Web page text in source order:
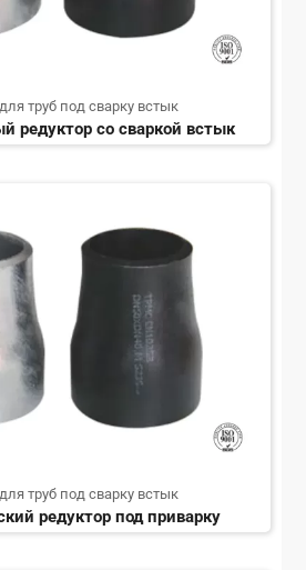
труб под сварку встык
редуктор со сваркой встык
труб под сварку встык
редуктор под приварку